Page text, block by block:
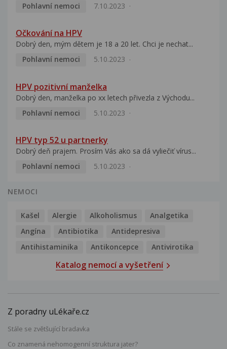
Pohlavní nemoci
7.10.2023
Očkování na HPV
Dobrý den, mým dětem je 18 a 20 let. Chci je nechat...
Pohlavní nemoci
5.10.2023
HPV pozitivní manželka
Dobrý den, manželka po xx letech přivezla z Východu...
Pohlavní nemoci
5.10.2023
HPV typ 52 u partnerky
Dobrý deň prajem. Prosím Vás ako sa dá vyliečiť vírus...
Pohlavní nemoci
5.10.2023
NEMOCI
Kašel Alergie Alkoholismus
Analgetika
Angína
Antibiotika
Antidepresiva
Antihistaminika
Antikoncepce Antivirotika
Katalog nemocí a vyšetření
Z poradny uLékaře.cz
Stále se zvětšující bradavka
Co znamená nehomogenní struktura jater?